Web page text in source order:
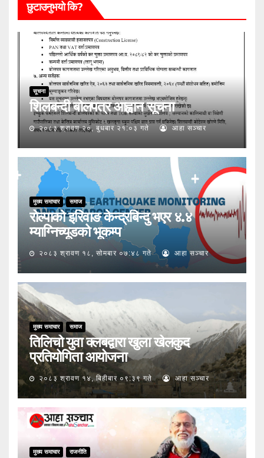
छुटाउनुभयो कि?
सूचना
शिलबन्दी बोलपत्र आह्वान सूचना
२०८३ श्रावण २०, बुधबार २१:०३ गते आहा सञ्चार
मुख्य समाचार समाज
रोल्पाको इरिवाङ केन्द्रबिन्दु भएर ४.४
म्याग्निच्यूडको भूकम्प
२०८३ श्रावण १८, सोमबार ०७:४८ गते आहा सञ्चार
मुख्य समाचार समाज
तिलिचो युवा क्लबद्वारा खुला खेलकुद
प्रतियोगिता आयोजना
२०८३ श्रावण १४, बिहीबार ०९:३९ गते आहा सञ्चार
मुख्य समाचार राजनीति